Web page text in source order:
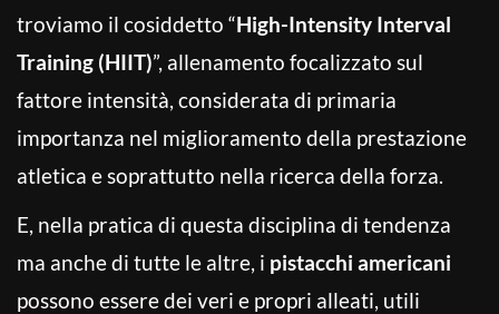
troviamo il cosiddetto “High-Intensity Interval
Training (HIIT)”, allenamento focalizzato sul
fattore intensità, considerata di primaria
importanza nel miglioramento della prestazione
atletica e soprattutto nella ricerca della forza.
E, nella pratica di questa disciplina di tendenza
ma anche di tutte le altre, i pistacchi americani
possono essere dei veri e propri alleati, utili